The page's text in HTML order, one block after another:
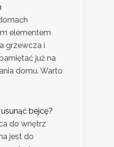
elementem
grzewcza i
już na
domu. Warto
bejcę?
do wnętrz
jest do